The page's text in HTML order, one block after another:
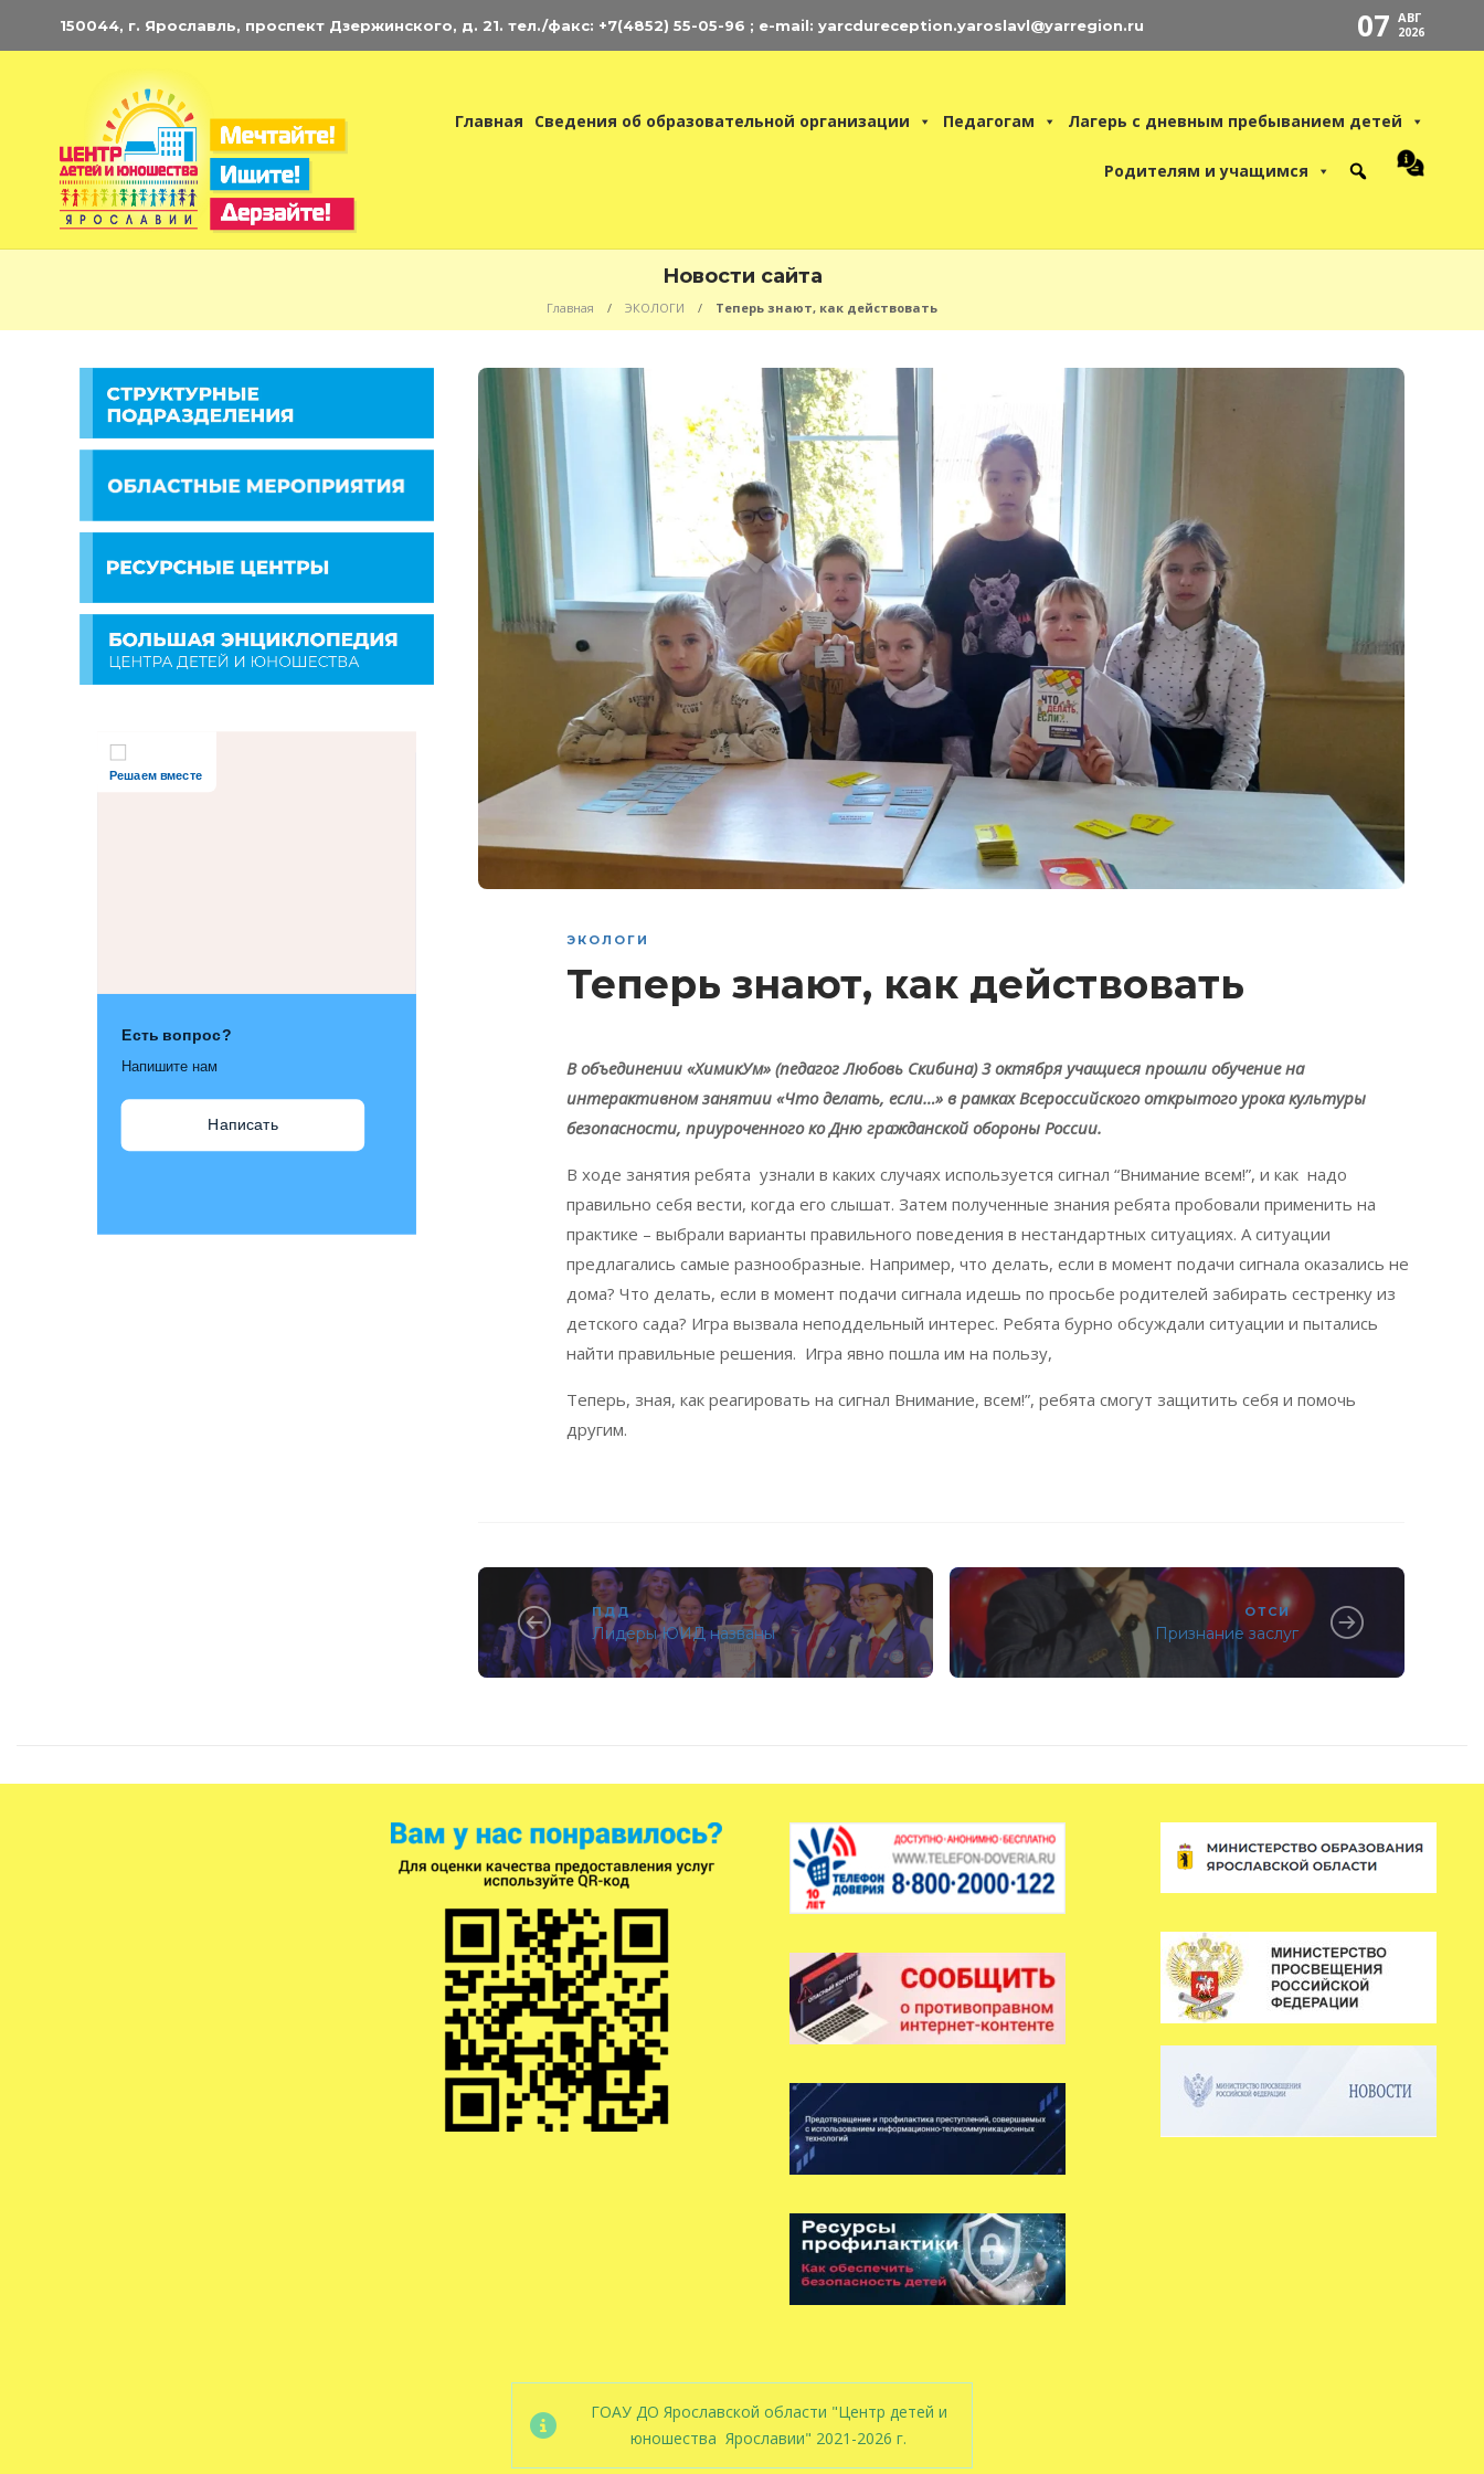
150044, г. Ярославль, проспект Дзержинского, д. 21. тел./факс: +7(4852) 55-05-96 ; e-mail: yarcdureception.yaroslavl@yarregion.ru 07 АВГ
2026
Главная Сведения об образовательной организации Педагогам Лагерь с дневным пребыванием детей
Родителям и учащимся
Новости сайта
Главная ЭКОЛОГИ Теперь знают, как действовать
ЭКОЛОГИ
Теперь знают, как действовать
В объединении «ХимикУм» (педагог Любовь Скибина) 3 октября учащиеся прошли обучение на
интерактивном занятии «Что делать, если…» в рамках Всероссийского открытого урока культуры
безопасности, приуроченного ко Дню гражданской обороны России.
В ходе занятия ребята узнали в каких случаях используется сигнал “Внимание всем!”, и как надо
правильно себя вести, когда его слышат. Затем полученные знания ребята пробовали применить на
практике – выбрали варианты правильного поведения в нестандартных ситуациях. А ситуации
предлагались самые разнообразные. Например, что делать, если в момент подачи сигнала оказались не
дома? Что делать, если в момент подачи сигнала идешь по просьбе родителей забирать сестренку из
детского сада? Игра вызвала неподдельный интерес. Ребята бурно обсуждали ситуации и пытались
найти правильные решения. Игра явно пошла им на пользу,
Теперь, зная, как реагировать на сигнал Внимание, всем!”, ребята смогут защитить себя и помочь
другим.
ПДД
Лидеры ЮИД названы
ОТСИ
Признание заслуг
Энциклопедия
Решаем вместе
Есть вопрос?
Напишите нам
Написать
ГОАУ ДО Ярославской области "Центр детей и
юношества Ярославии" 2021-2026 г.